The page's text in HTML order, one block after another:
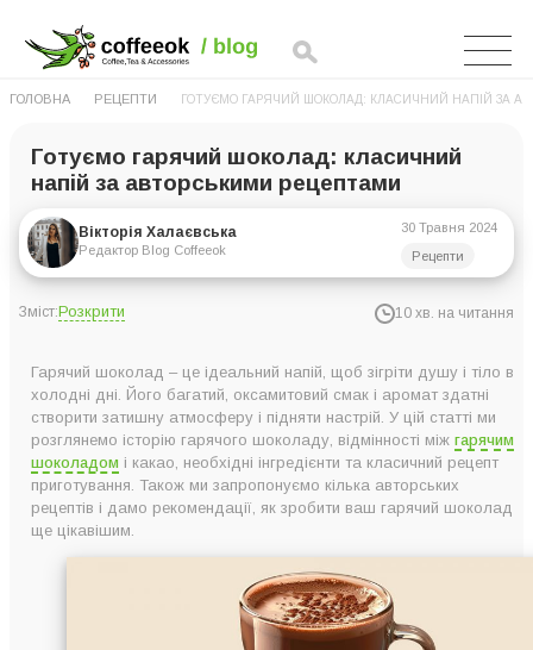
ГОЛОВНА РЕЦЕПТИ ГОТУЄМО ГАРЯЧИЙ ШОКОЛАД: КЛАСИЧНИЙ НАПІЙ ЗА
Готуємо гарячий шоколад: класичний
напій за авторськими рецептами
Вікторія Халаєвська
Редактор Blog Coffeeok
30 Травня 2024
Рецепти
Зміст:Розкрити 10 хв. на читання
Гарячий шоколад і какао: у чому різниця?
Що потрібно для приготування гарячого шоколаду?
Класичний рецепт приготування гарячого шоколаду
Додамо родзинку: авторські рецепти гарячого шоколаду
Шоколад із корицею та чилі
Шоколад з апельсиновим ароматом
Церемоніальне какао: що це і як його готувати?
Гарячий шоколад – це ідеальний напій, щоб зігріти душу і тіло в
холодні дні. Його багатий, оксамитовий смак і аромат здатні
створити затишну атмосферу і підняти настрій. У цій статті ми
розглянемо історію гарячого шоколаду, відмінності між гарячим
шоколадом і какао, необхідні інгредієнти та класичний рецепт
приготування. Також ми запропонуємо кілька авторських
рецептів і дамо рекомендації, як зробити ваш гарячий шоколад
ще цікавішим.